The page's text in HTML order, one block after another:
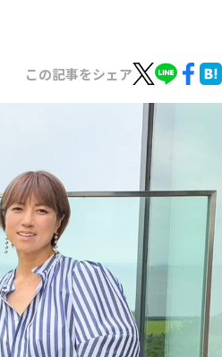
この記事をシェア